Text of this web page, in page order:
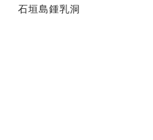
石垣島鍾乳洞